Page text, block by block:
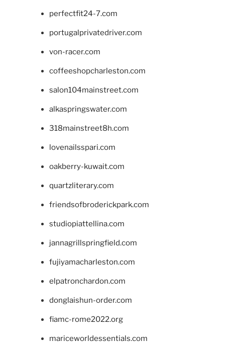
perfectfit24-7.com
portugalprivatedriver.com
von-racer.com
coffeeshopcharleston.com
salon104mainstreet.com
alkaspringswater.com
318mainstreet8h.com
lovenailsspari.com
oakberry-kuwait.com
quartzliterary.com
friendsofbroderickpark.com
studiopiattellina.com
jannagrillspringfield.com
fujiyamacharleston.com
elpatronchardon.com
donglaishun-order.com
fiamc-rome2022.org
mariceworldessentials.com